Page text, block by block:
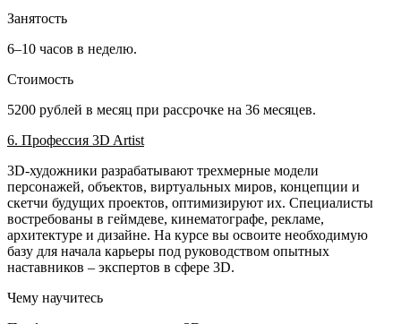
Занятость
6–10 часов в неделю.
Стоимость
5200 рублей в месяц при рассрочке на 36 месяцев.
6. Профессия 3D Artist
3D-художники разрабатывают трехмерные модели
персонажей, объектов, виртуальных миров, концепции и
скетчи будущих проектов, оптимизируют их. Специалисты
востребованы в геймдеве, кинематографе, рекламе,
архитектуре и дизайне. На курсе вы освоите необходимую
базу для начала карьеры под руководством опытных
наставников – экспертов в сфере 3D.
Чему научитесь